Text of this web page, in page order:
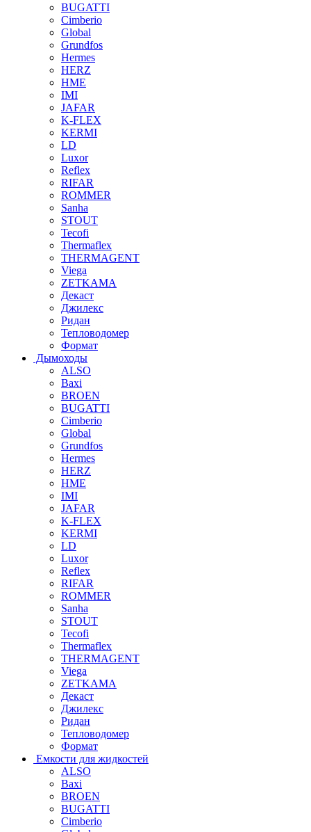
BUGATTI
Cimberio
Global
Grundfos
Hermes
HERZ
HME
IMI
JAFAR
K-FLEX
KERMI
LD
Luxor
Reflex
RIFAR
ROMMER
Sanha
STOUT
Tecofi
Thermaflex
THERMAGENT
Viega
ZETKAMA
Декаст
Джилекс
Ридан
Тепловодомер
Формат
Дымоходы
ALSO
Baxi
BROEN
BUGATTI
Cimberio
Global
Grundfos
Hermes
HERZ
HME
IMI
JAFAR
K-FLEX
KERMI
LD
Luxor
Reflex
RIFAR
ROMMER
Sanha
STOUT
Tecofi
Thermaflex
THERMAGENT
Viega
ZETKAMA
Декаст
Джилекс
Ридан
Тепловодомер
Формат
Емкости для жидкостей
ALSO
Baxi
BROEN
BUGATTI
Cimberio